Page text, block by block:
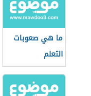
ما هي صعوبات
التعلم